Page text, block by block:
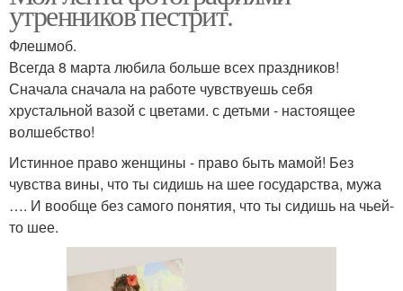
утренников пестрит.
Флешмоб.
Всегда 8 марта любила больше всех праздников!
Сначала сначала на работе чувствуешь себя
хрустальной вазой с цветами. с детьми - настоящее
волшебство!
Истинное право женщины - право быть мамой! Без
чувства вины, что ты сидишь на шее государства, мужа
…. И вообще без самого понятия, что ты сидишь на чьей-
то шее.